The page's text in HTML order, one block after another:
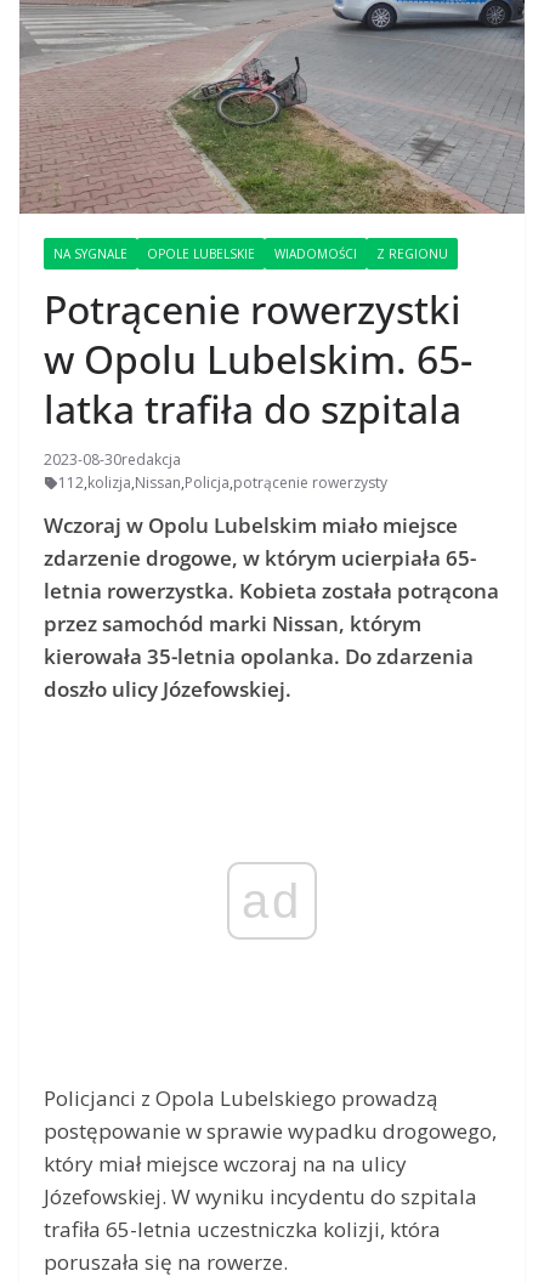
NA SYGNALE OPOLE LUBELSKIE WIADOMOŚCI Z REGIONU
Potrącenie rowerzystki
w Opolu Lubelskim. 65-
latka trafiła do szpitala
2023-08-30redakcja
112,kolizja,Nissan,Policja,potrącenie rowerzysty
Wczoraj w Opolu Lubelskim miało miejsce
zdarzenie drogowe, w którym ucierpiała 65-
letnia rowerzystka. Kobieta została potrącona
przez samochód marki Nissan, którym
kierowała 35-letnia opolanka. Do zdarzenia
doszło ulicy Józefowskiej.
ad
Policjanci z Opola Lubelskiego prowadzą
postępowanie w sprawie wypadku drogowego,
który miał miejsce wczoraj na na ulicy
Józefowskiej. W wyniku incydentu do szpitala
trafiła 65-letnia uczestniczka kolizji, która
poruszała się na rowerze.